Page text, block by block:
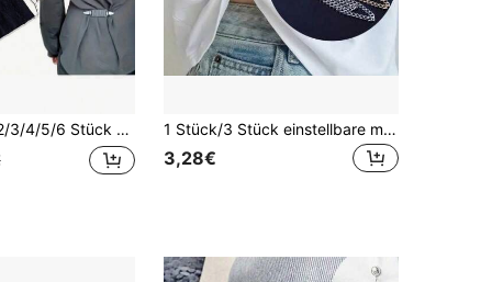
zum Straffen von Kleidern, Cardigan-Ausschnittsclips, Hemdenclips und Rückentaillierungsriemen 1 Stück/3 Stück einstellbare magnetische Hosen- und Manschetten-Clips - langanhaltend Legierung, abnehmbare Saum-Clips geeignet für Hosen und T-Shirts, magnetische Hosensaum-Clips können Hosenlänge ohne Nähen verkürzen, starker Magnetclip für Outdoor-Aktivitäten, Urlaub, Reisen, Outfit-Accessoires und als Geschenk
3,28€